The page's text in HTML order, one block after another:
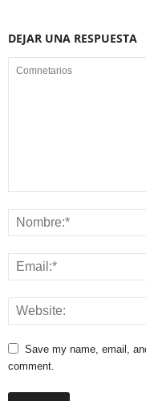
DEJAR UNA RESPUESTA
Save my name, email,
comment.